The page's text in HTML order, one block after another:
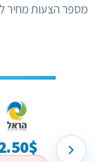
מספר הצעות מחיר